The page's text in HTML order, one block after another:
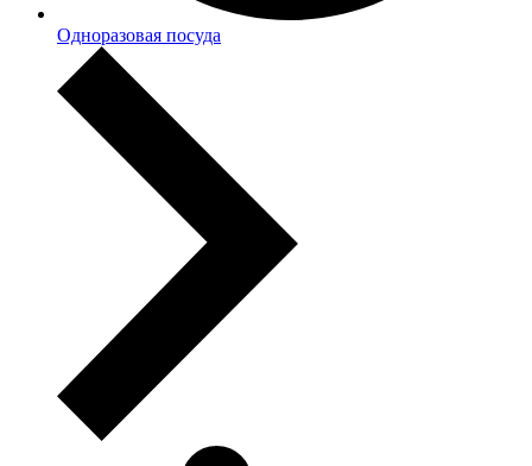
Одноразовая посуда